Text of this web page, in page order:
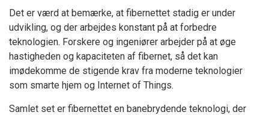
Det er værd at bemærke, at fibernettet stadig er under
udvikling, og der arbejdes konstant på at forbedre
teknologien. Forskere og ingeniører arbejder på at øge
hastigheden og kapaciteten af fibernet, så det kan
imødekomme de stigende krav fra moderne teknologier
som smarte hjem og Internet of Things.
Samlet set er fibernettet en banebrydende teknologi, der